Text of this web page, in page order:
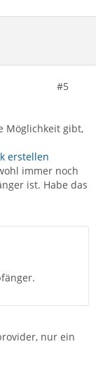
#5
Möglichkeit gibt,
erstellen
immer noch
ist. Habe das
nur ein